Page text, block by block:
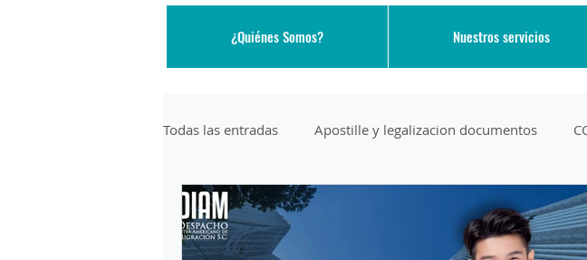
¿Quiénes Somos? Nuestros servicios
Todas las entradas Apostille y legalizacion documentos
DEPORTACION DE AEROPUERTO Deportation